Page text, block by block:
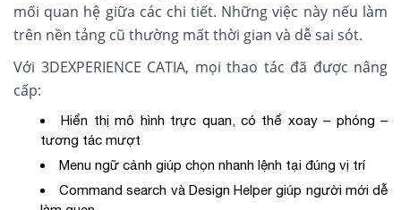
mối quan hệ giữa các chi tiết. Những việc này nếu làm
trên nền tảng cũ thường mất thời gian và dễ sai sót.
Với 3DEXPERIENCE CATIA, mọi thao tác đã được nâng
cấp:
Hiển thị mô hình trực quan, có thể xoay – phóng –
tương tác mượt
Menu ngữ cảnh giúp chọn nhanh lệnh tại đúng vị trí
Command search và Design Helper giúp người mới dễ